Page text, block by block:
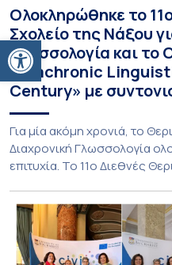
Ανοίξτε τη γραμμή εργαλείων
Ολοκληρώθηκε το
Σχολείο της Νάξου
Γλωσσολογία και το
«Diachronic
Century» με
Για μία ακόμη χρονιά, το
Διαχρονική Γλωσσολογία
επιτυχία. Το 11ο Διεθνές
Linguistics in the 21st
25 Ιουλίου 2026 στο